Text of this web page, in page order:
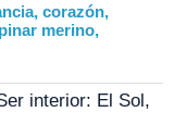
, corazón,
merino,
interior: El Sol,